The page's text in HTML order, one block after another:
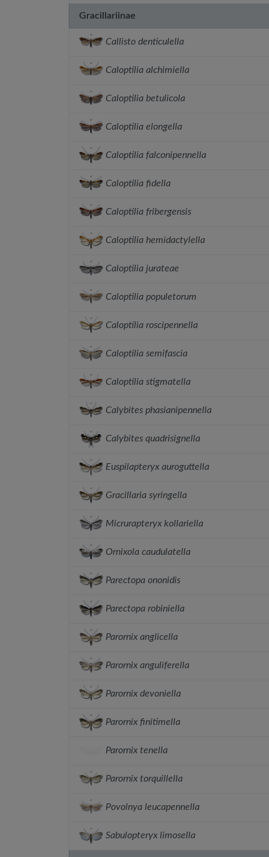
Gracillariinae
Callisto denticulella
Caloptilia alchimiella
Caloptilia betulicola
Caloptilia elongella
Caloptilia falconipennella
Caloptilia fidella
Caloptilia fribergensis
Caloptilia hemidactylella
Caloptilia jurateae
Caloptilia populetorum
Caloptilia roscipennella
Caloptilia semifascia
Caloptilia stigmatella
Calybites phasianipennella
Calybites quadrisignella
Euspilapteryx auroguttella
Gracillaria syringella
Micrurapteryx kollariella
Ornixola caudulatella
Parectopa ononidis
Parectopa robiniella
Parornix anglicella
Parornix anguliferella
Parornix devoniella
Parornix finitimella
Parornix tenella
Parornix torquillella
Povolnya leucapennella
Sabulopteryx limosella